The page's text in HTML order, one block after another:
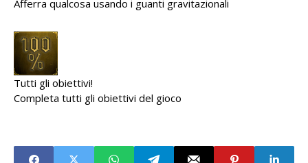
Afferra qualcosa usando i guanti gravitazionali
Tutti gli obiettivi!
Completa tutti gli obiettivi del gioco